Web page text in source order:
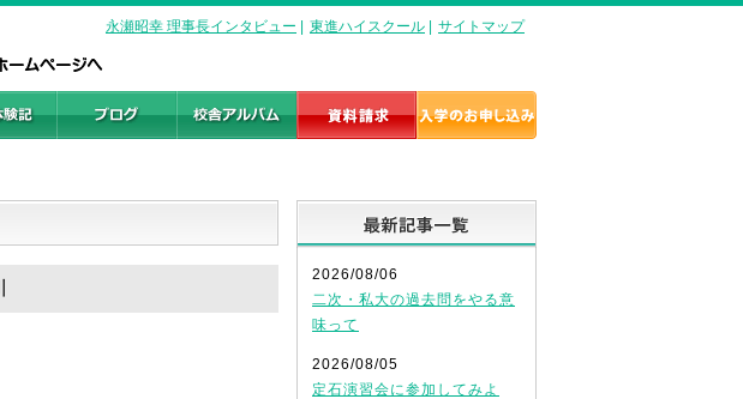
永瀬昭幸 理事長インタビュー 東進ハイスクール サイトマップ
2026/08/06
二次・私大の過去問をやる意
味って
2026/08/05
定石演習会に参加してみよ